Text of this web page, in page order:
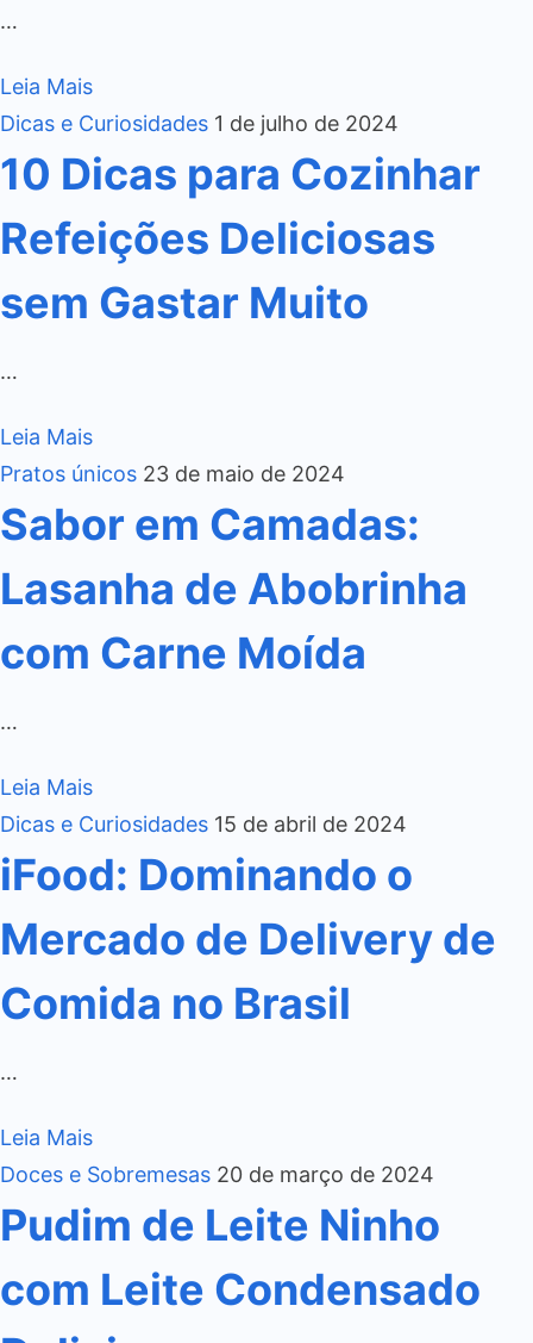
…
Leia Mais
Dicas e Curiosidades 1 de julho de 2024
10 Dicas para Cozinhar
Refeições Deliciosas
sem Gastar Muito
…
Leia Mais
Pratos únicos 23 de maio de 2024
Sabor em Camadas:
Lasanha de Abobrinha
com Carne Moída
…
Leia Mais
Dicas e Curiosidades 15 de abril de 2024
iFood: Dominando o
Mercado de Delivery de
Comida no Brasil
…
Leia Mais
Doces e Sobremesas 20 de março de 2024
Pudim de Leite Ninho
com Leite Condensado